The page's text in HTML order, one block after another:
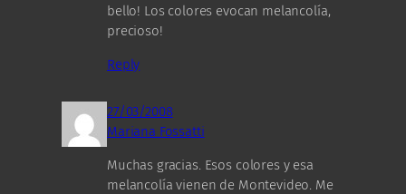
bello! Los colores evocan melancolía,
precioso!
Reply
27/03/2008
Mariana Fossatti
Muchas gracias. Esos colores y esa
melancolía vienen de Montevideo. Me